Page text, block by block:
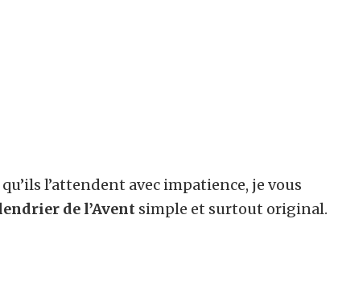
l’attendent avec impatience, je vous
de l’Avent simple et surtout original.